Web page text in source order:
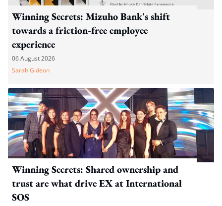
Winning Secrets: Mizuho Bank's shift
towards a friction-free employee
experience
06 August 2026
Sarah Gideon
Winning Secrets: Shared ownership and
trust are what drive EX at International
SOS